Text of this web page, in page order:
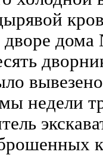
дворе
недели